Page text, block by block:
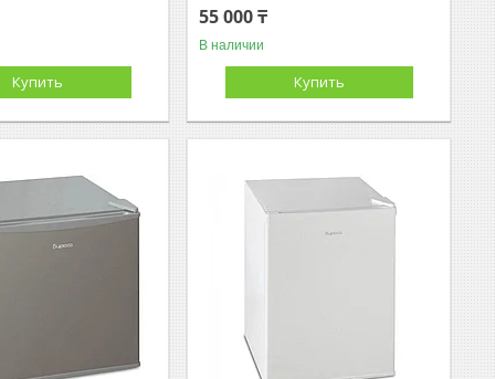
Купить
55 000 ₸
В наличии
Купить